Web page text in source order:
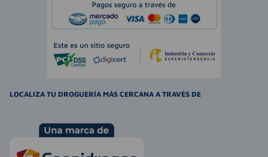
LOCALIZA TU DROGUERÍA MÁS CERCANA A TRAVÉS DE